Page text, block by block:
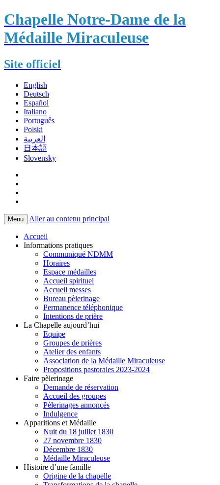
Chapelle Notre-Dame de la
Médaille Miraculeuse
Site officiel
English
Deutsch
Español
Italiano
Português
Polski
العربية
日本語
Slovensky
Menu Aller au contenu principal
Accueil
Informations pratiques
Communiqué NDMM
Horaires
Espace médailles
Accueil spirituel
Accueil messes
Bureau pèlerinage
Permanence téléphonique
Intentions de prière
La Chapelle aujourd’hui
Equipe
Groupes de prières
Atelier des enfants
Association de la Médaille Miraculeuse
Propositions pastorales 2023-2024
Faire pèlerinage
Demande de réservation
Accueil des groupes
Pèlerinages annoncés
Indulgence
Apparitions et Médaille
Nuit du 18 juillet 1830
27 novembre 1830
Décembre 1830
Médaille Miraculeuse
Histoire d’une famille
Origine de la chapelle